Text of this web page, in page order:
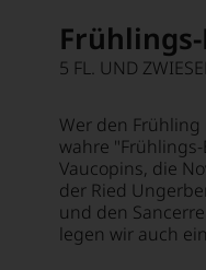
5 FL. UND
Wer den
wahre
Vaucopins, die
der Ried
und den
legen wir auch